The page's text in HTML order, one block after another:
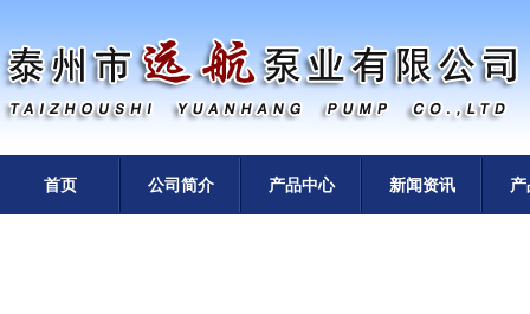
首页 公司简介 产品中心 新闻资讯